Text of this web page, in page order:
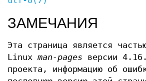
ЗАМЕЧАНИЯ
Эта страница является
Linux man-pages версии
проекта, информацию об